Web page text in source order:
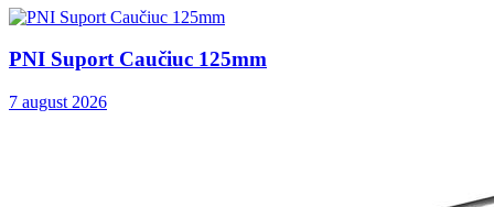
PNI Suport Caučiuc 125mm
7 august 2026